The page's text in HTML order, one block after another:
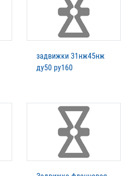
задвижки 31нж45нж
ду50 ру160